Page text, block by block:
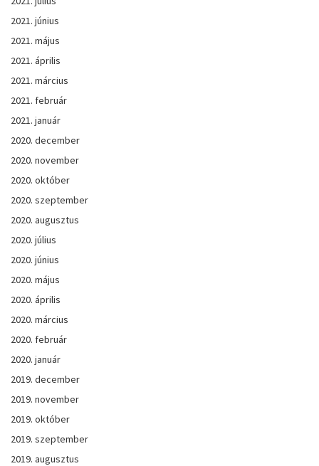
2021. június
2021. május
2021. április
2021. március
2021. február
2021. január
2020. december
2020. november
2020. október
2020. szeptember
2020. augusztus
2020. július
2020. június
2020. május
2020. április
2020. március
2020. február
2020. január
2019. december
2019. november
2019. október
2019. szeptember
2019. augusztus